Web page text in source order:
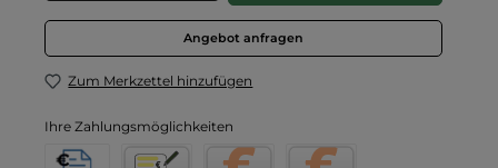
Angebot anfragen
Zum Merkzettel hinzufügen
Ihre Zahlungsmöglichkeiten